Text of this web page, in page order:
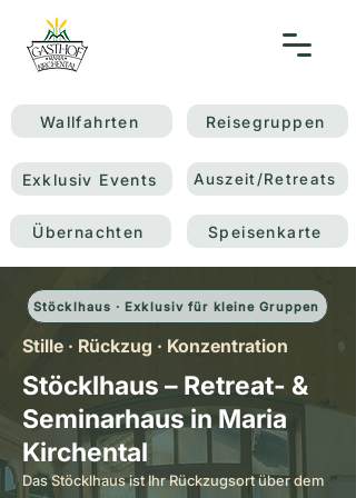
Wallfahrten Reisegruppen
Exklusiv Events Auszeit/Retreats
Übernachten Speisenkarte
Stöcklhaus · Exklusiv für kleine Gruppen
Stille · Rückzug · Konzentration
Stöcklhaus – Retreat- &
Seminarhaus in Maria
Kirchental
Das Stöcklhaus ist Ihr Rückzugsort über dem